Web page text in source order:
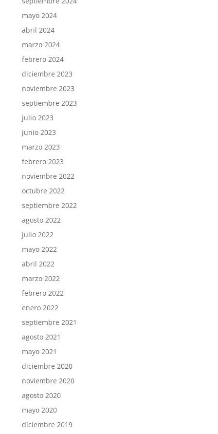
mayo 2024
abril 2024
marzo 2024
febrero 2024
diciembre 2023
noviembre 2023
septiembre 2023
julio 2023
junio 2023
marzo 2023
febrero 2023
noviembre 2022
octubre 2022
septiembre 2022
agosto 2022
julio 2022
mayo 2022
abril 2022
marzo 2022
febrero 2022
enero 2022
septiembre 2021
agosto 2021
mayo 2021
diciembre 2020
noviembre 2020
agosto 2020
mayo 2020
diciembre 2019